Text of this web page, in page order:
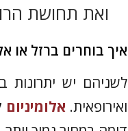
ואת תחושת
איך בוחרים ברזל או
לשניהם יש יתרונות
ואירופאית.אלומיניום